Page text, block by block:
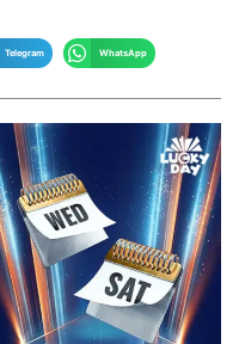
Telegram WhatsApp